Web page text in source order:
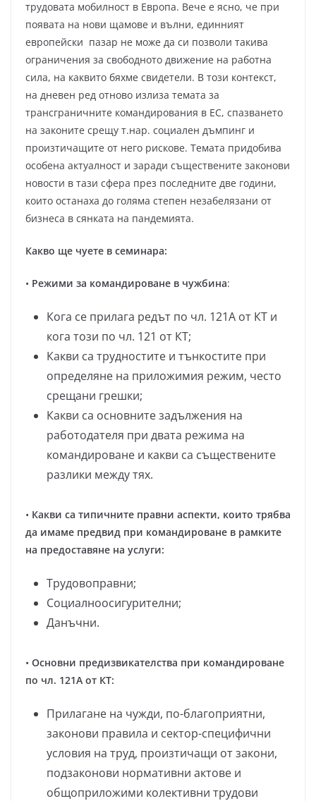
трудовата мобилност в Европа. Вече е ясно, че при
появата на нови щамове и вълни, единният
европейски пазар не може да си позволи такива
ограничения за свободното движение на работна
сила, на каквито бяхме свидетели. В този контекст,
на дневен ред отново излиза темата за
трансграничните командирования в ЕС, спазването
на законите срещу т.нар. социален дъмпинг и
произтичащите от него рискове. Темата придобива
особена актуалност и заради съществените законови
новости в тази сфера през последните две години,
които останаха до голяма степен незабелязани от
бизнеса в сянката на пандемията.
Какво ще чуете в семинара:
• Режими за командироване в чужбина:
Кога се прилага редът по чл. 121А от КТ и
кога този по чл. 121 от КТ;
Какви са трудностите и тънкостите при
определяне на приложимия режим, често
срещани грешки;
Какви са основните задължения на
работодателя при двата режима на
командироване и какви са съществените
разлики между тях.
• Какви са типичните правни аспекти, които трябва
да имаме предвид при командироване в рамките
на предоставяне на услуги:
Трудовоправни;
Социалноосигурителни;
Данъчни.
• Основни предизвикателства при командироване
по чл. 121А от КТ:
Прилагане на чужди, по-благоприятни,
законови правила и сектор-специфични
условия на труд, произтичащи от закони,
подзаконови нормативни актове и
общоприложими колективни трудови